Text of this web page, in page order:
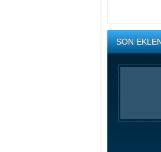
SON